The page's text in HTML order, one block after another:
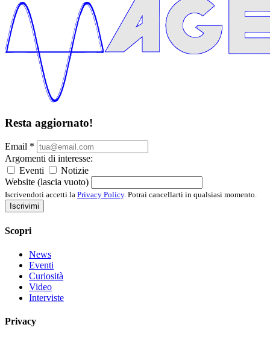
Resta aggiornato!
Email *
Argomenti di interesse:
Eventi
Notizie
Website (lascia vuoto)
Iscrivendoti accetti la Privacy Policy. Potrai cancellarti in qualsiasi momento.
Iscrivimi
Scopri
News
Eventi
Curiosità
Video
Interviste
Privacy